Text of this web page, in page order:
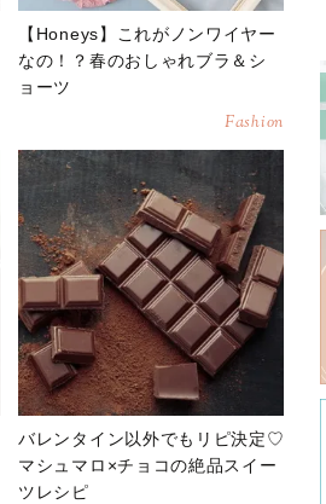
【Honeys】これがノンワイヤー
なの！？春のおしゃれブラ＆シ
ョーツ
Fashion
バレンタイン以外でもリピ決定♡
マシュマロ×チョコの絶品スイー
ツレシピ